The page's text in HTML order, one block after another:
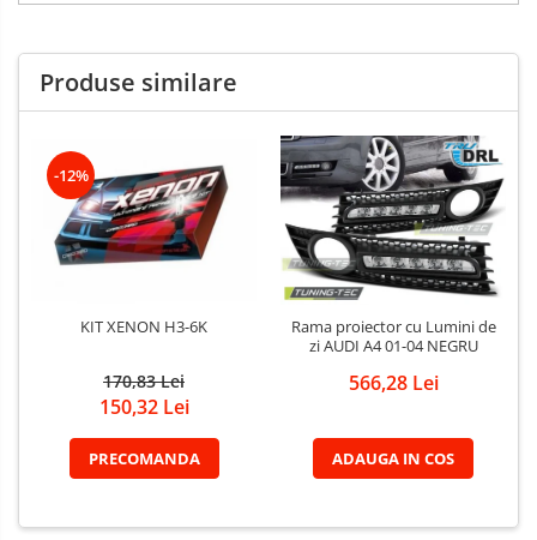
Produse similare
-12%
KIT XENON H3-6K
170,83 Lei
150,32 Lei
PRECOMANDA
Rama proiector cu Lumini de
zi AUDI A4 01-04 NEGRU
566,28 Lei
ADAUGA IN COS